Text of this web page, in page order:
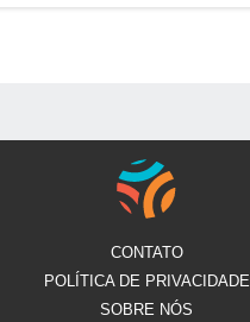
CONTATO
POLÍTICA DE PRIVACIDADE
SOBRE NÓS